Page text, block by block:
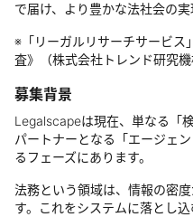
で届け、より豊かな法社会の
※「リーガルリサーチサービス
査》（株式会社トレンド研究
募集背景
Legalscapeは現在、単なる「
パートナーとなる「エージェ
るフェーズにあります。
法務という領域は、情報の密
す。これをシステムに落とし